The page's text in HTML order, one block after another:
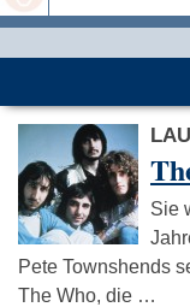
Sie
Pete Townshends
The Who, die …